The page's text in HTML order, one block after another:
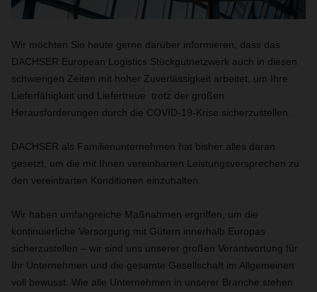
Wir möchten Sie heute gerne darüber informieren, dass das
DACHSER European Logistics Stückgutnetzwerk auch in diesen
schwierigen Zeiten mit hoher Zuverlässigkeit arbeitet, um Ihre
Lieferfähigkeit und Liefertreue trotz der großen
Herausforderungen durch die COVID-19-Krise sicherzustellen.
DACHSER als Familienunternehmen hat bisher alles daran
gesetzt, um die mit Ihnen vereinbarten Leistungsversprechen zu
den vereinbarten Konditionen einzuhalten.
Wir haben umfangreiche Maßnahmen ergriffen, um die
kontinuierliche Versorgung mit Gütern innerhalb Europas
sicherzustellen – wir sind uns unserer großen Verantwortung für
Ihr Unternehmen und die gesamte Gesellschaft im Allgemeinen
voll bewusst. Wie alle Unternehmen in unserer Branche stehen